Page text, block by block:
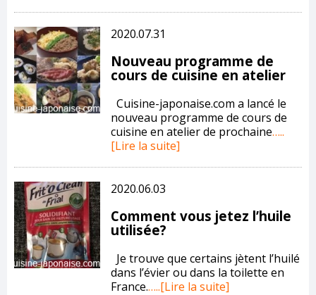
2020.07.31
Nouveau programme de
cours de cuisine en atelier
Cuisine-japonaise.com a lancé le
nouveau programme de cours de
cuisine en atelier de prochaine…..
[Lire la suite]
2020.06.03
Comment vous jetez l’huile
utilisée?
Je trouve que certains jètent l’huilé
dans l’évier ou dans la toilette en
France.…..[Lire la suite]